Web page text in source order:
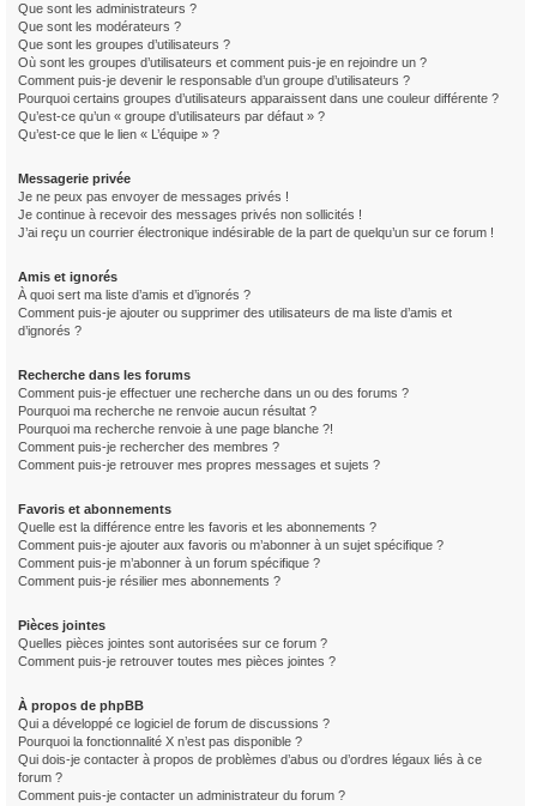
Que sont les administrateurs ?
Que sont les modérateurs ?
Que sont les groupes d’utilisateurs ?
Où sont les groupes d’utilisateurs et comment puis-je en rejoindre un ?
Comment puis-je devenir le responsable d’un groupe d’utilisateurs ?
Pourquoi certains groupes d’utilisateurs apparaissent dans une couleur différente ?
Qu’est-ce qu’un « groupe d’utilisateurs par défaut » ?
Qu’est-ce que le lien « L’équipe » ?
Messagerie privée
Je ne peux pas envoyer de messages privés !
Je continue à recevoir des messages privés non sollicités !
J’ai reçu un courrier électronique indésirable de la part de quelqu’un sur ce forum !
Amis et ignorés
À quoi sert ma liste d’amis et d’ignorés ?
Comment puis-je ajouter ou supprimer des utilisateurs de ma liste d’amis et
d’ignorés ?
Recherche dans les forums
Comment puis-je effectuer une recherche dans un ou des forums ?
Pourquoi ma recherche ne renvoie aucun résultat ?
Pourquoi ma recherche renvoie à une page blanche ?!
Comment puis-je rechercher des membres ?
Comment puis-je retrouver mes propres messages et sujets ?
Favoris et abonnements
Quelle est la différence entre les favoris et les abonnements ?
Comment puis-je ajouter aux favoris ou m’abonner à un sujet spécifique ?
Comment puis-je m’abonner à un forum spécifique ?
Comment puis-je résilier mes abonnements ?
Pièces jointes
Quelles pièces jointes sont autorisées sur ce forum ?
Comment puis-je retrouver toutes mes pièces jointes ?
À propos de phpBB
Qui a développé ce logiciel de forum de discussions ?
Pourquoi la fonctionnalité X n’est pas disponible ?
Qui dois-je contacter à propos de problèmes d’abus ou d’ordres légaux liés à ce
forum ?
Comment puis-je contacter un administrateur du forum ?